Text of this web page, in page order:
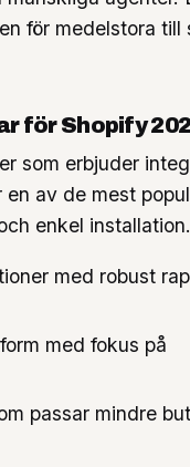
för medelstora till
för Shopify
som erbjuder
en av de mest
enkel installation.
med robust
med fokus på
passar mindre